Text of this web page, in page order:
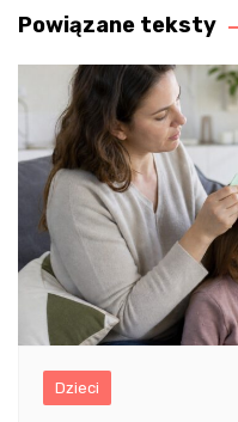
Powiązane teksty
Dzieci